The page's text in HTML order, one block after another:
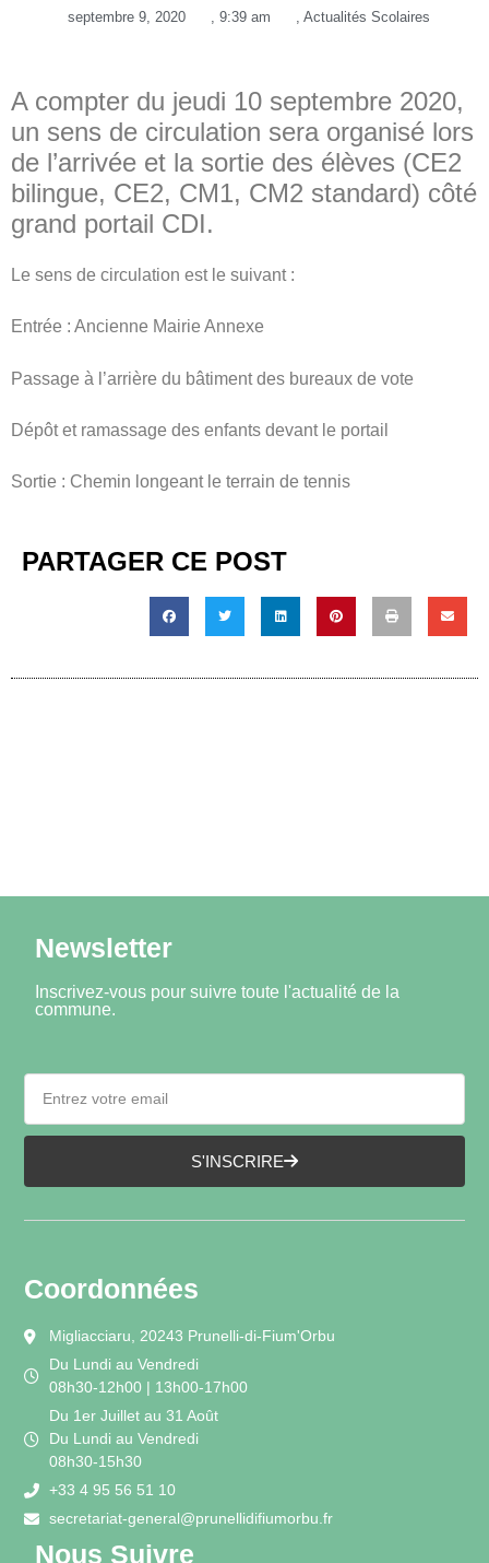
septembre 9, 2020 9:39 am Actualités Scolaires
A compter du jeudi 10 septembre 2020,
un sens de circulation sera organisé lors
de l’arrivée et la sortie des élèves (CE2
bilingue, CE2, CM1, CM2 standard) côté
grand portail CDI.
Le sens de circulation est le suivant :
Entrée : Ancienne Mairie Annexe
Passage à l’arrière du bâtiment des bureaux de vote
Dépôt et ramassage des enfants devant le portail
Sortie : Chemin longeant le terrain de tennis
PARTAGER CE POST
Newsletter
Inscrivez-vous pour suivre toute l'actualité de la
commune.
S'INSCRIRE
Coordonnées
Migliacciaru, 20243 Prunelli-di-Fium'Orbu
Du Lundi au Vendredi
08h30-12h00 | 13h00-17h00
Du 1er Juillet au 31 Août
Du Lundi au Vendredi
08h30-15h30
+33 4 95 56 51 10
secretariat-general@prunellidifiumorbu.fr
Nous Suivre